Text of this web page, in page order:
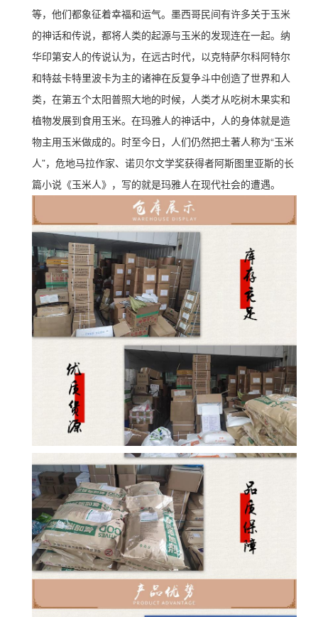
等，他们都象征着幸福和运气。墨西哥民间有许多关于玉米
的神话和传说，都将人类的起源与玉米的发现连在一起。纳
华印第安人的传说认为，在远古时代，以克特萨尔科阿特尔
和特兹卡特里波卡为主的诸神在反复争斗中创造了世界和人
类，在第五个太阳普照大地的时候，人类才从吃树木果实和
植物发展到食用玉米。在玛雅人的神话中，人的身体就是造
物主用玉米做成的。时至今日，人们仍然把土著人称为“玉米
人”，危地马拉作家、诺贝尔文学奖获得者阿斯图里亚斯的长
篇小说《玉米人》，写的就是玛雅人在现代社会的遭遇。